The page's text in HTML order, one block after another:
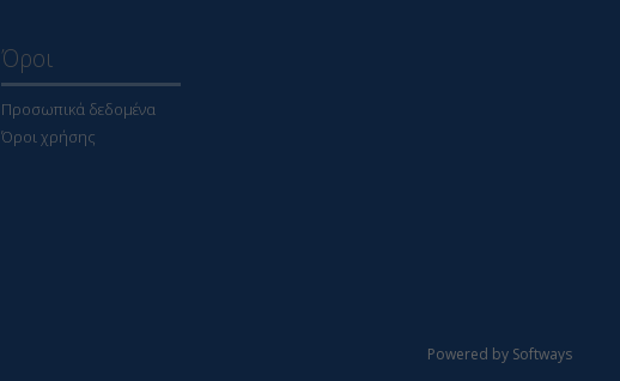
Όροι
Προσωπικά δεδομένα
Όροι χρήσης
Powered by Softways